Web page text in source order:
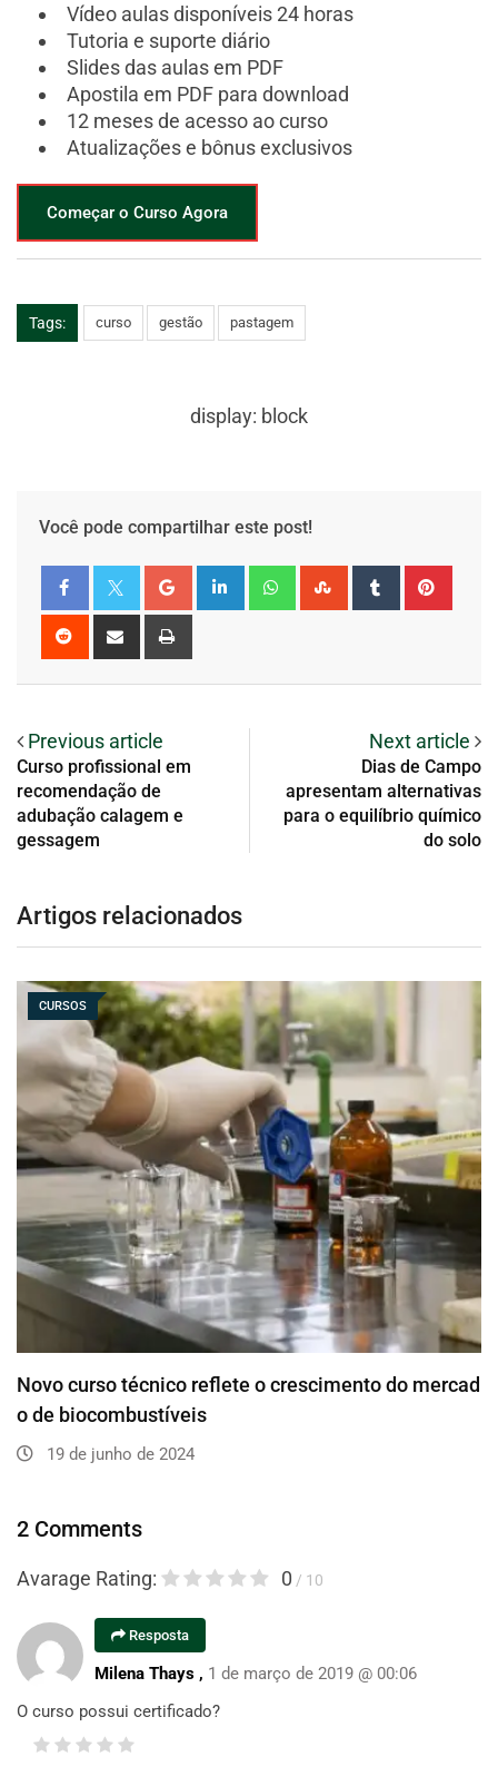
Vídeo aulas disponíveis 24 horas
Tutoria e suporte diário
Slides das aulas em PDF
Apostila em PDF para download
12 meses de acesso ao curso
Atualizações e bônus exclusivos
Começar o Curso Agora
Tags: curso gestão pastagem
display: block
Você pode compartilhar este post!
Previous article
Curso profissional em
recomendação de
adubação calagem e
gessagem
Next article
Dias de Campo
apresentam alternativas
para o equilíbrio químico
do solo
Artigos relacionados
CURSOS
Novo curso técnico reflete o crescimento do mercad
o de biocombustíveis
19 de junho de 2024
2 Comments
Avarage Rating: 0 / 10
Resposta
Milena Thays , 1 de março de 2019 @ 00:06
O curso possui certificado?